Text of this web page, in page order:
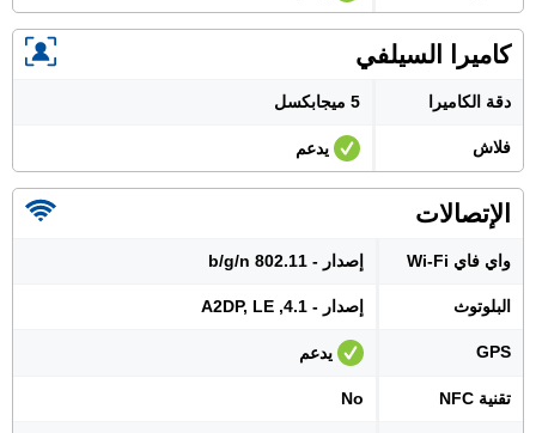
كاميرا السيلفي
دقة الكاميرا 5 ميجابكسل
فلاش يدعم
الإتصالات
واي فاي Wi-Fi إصدار - 802.11 b/g/n
البلوتوث إصدار - 4.1, A2DP, LE
GPS يدعم
تقنية NFC No